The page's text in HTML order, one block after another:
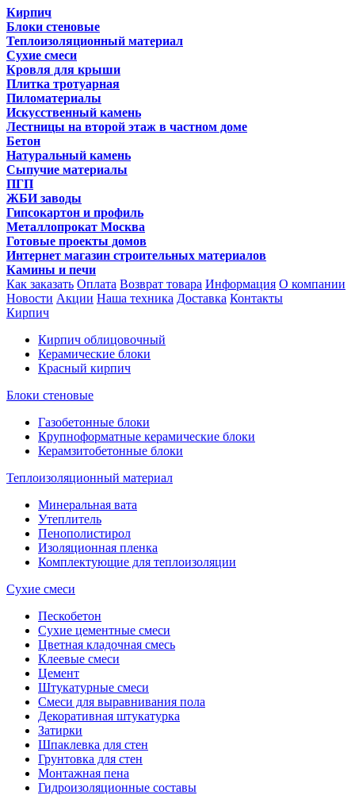
Кирпич
Блоки стеновые
Теплоизоляционный материал
Сухие смеси
Кровля для крыши
Плитка тротуарная
Пиломатериалы
Искусственный камень
Лестницы на второй этаж в частном доме
Бетон
Натуральный камень
Сыпучие материалы
ПГП
ЖБИ заводы
Гипсокартон и профиль
Металлопрокат Москва
Готовые проекты домов
Интернет магазин строительных материалов
Камины и печи
Как заказать Оплата Возврат товара Информация О компании
Новости Акции Наша техника Доставка Контакты
Кирпич
Кирпич облицовочный
Керамические блоки
Красный кирпич
Блоки стеновые
Газобетонные блоки
Крупноформатные керамические блоки
Керамзитобетонные блоки
Теплоизоляционный материал
Минеральная вата
Утеплитель
Пенополистирол
Изоляционная пленка
Комплектующие для теплоизоляции
Сухие смеси
Пескобетон
Сухие цементные смеси
Цветная кладочная смесь
Клеевые смеси
Цемент
Штукатурные смеси
Смеси для выравнивания пола
Декоративная штукатурка
Затирки
Шпаклевка для стен
Грунтовка для стен
Монтажная пена
Гидроизоляционные составы